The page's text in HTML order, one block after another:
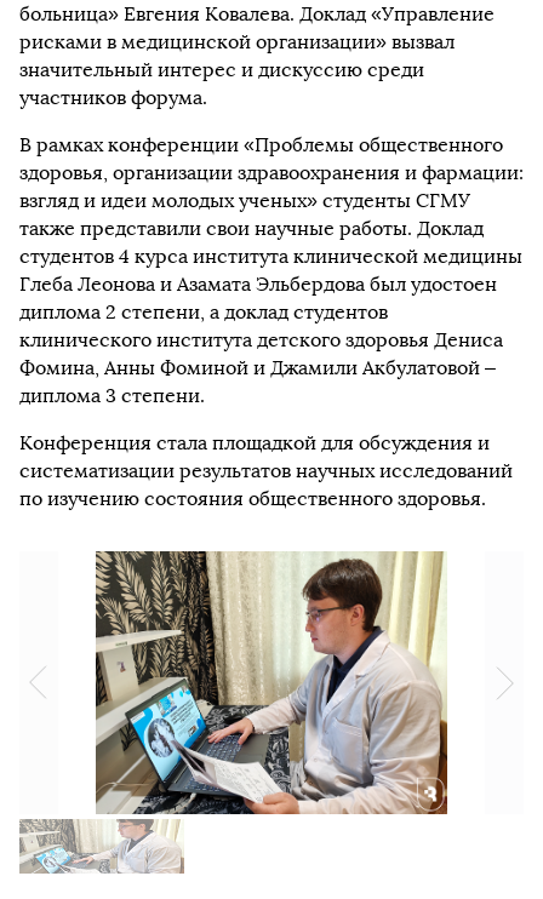
больница» Евгения Ковалева. Доклад «Управление
рисками в медицинской организации» вызвал
значительный интерес и дискуссию среди
участников форума.
В рамках конференции «Проблемы общественного
здоровья, организации здравоохранения и фармации:
взгляд и идеи молодых ученых» студенты СГМУ
также представили свои научные работы. Доклад
студентов 4 курса института клинической медицины
Глеба Леонова и Азамата Эльбердова был удостоен
диплома 2 степени, а доклад студентов
клинического института детского здоровья Дениса
Фомина, Анны Фоминой и Джамили Акбулатовой –
диплома 3 степени.
Конференция стала площадкой для обсуждения и
систематизации результатов научных исследований
по изучению состояния общественного здоровья.